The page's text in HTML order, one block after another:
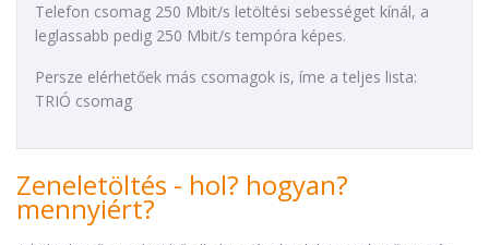
Telefon csomag 250 Mbit/s letöltési sebességet kínál, a
leglassabb pedig 250 Mbit/s tempóra képes.
Persze elérhetőek más csomagok is, íme a teljes lista:
TRIÓ csomag
Zeneletöltés - hol? hogyan?
mennyiért?